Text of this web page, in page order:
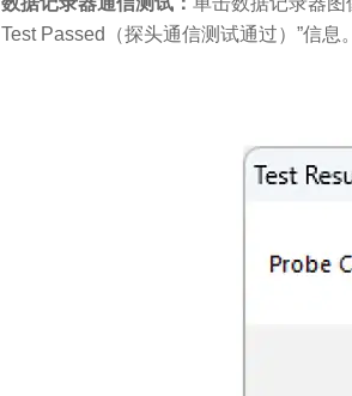
Test Passed（探头通信测试通过）”信息。